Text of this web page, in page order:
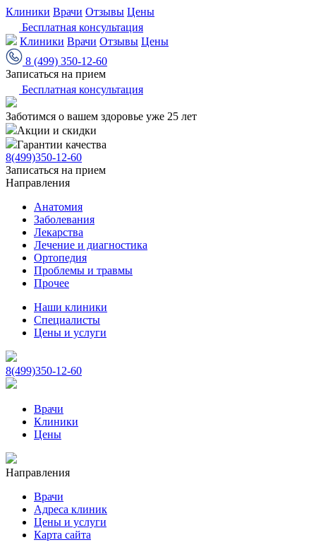
Клиники Врачи Отзывы Цены
Бесплатная консультация
Клиники Врачи Отзывы Цены
8 (499) 350-12-60
Записаться на прием
Бесплатная консультация
Заботимся о вашем здоровье уже 25 лет
Акции и скидки
Гарантии качества
8(499)350-12-60
Записаться на прием
Направления
Анатомия
Заболевания
Лекарства
Лечение и диагностика
Ортопедия
Проблемы и травмы
Прочее
Наши клиники
Специалисты
Цены и услуги
8(499)350-12-60
Врачи
Клиники
Цены
Направления
Врачи
Адреса клиник
Цены и услуги
Карта сайта